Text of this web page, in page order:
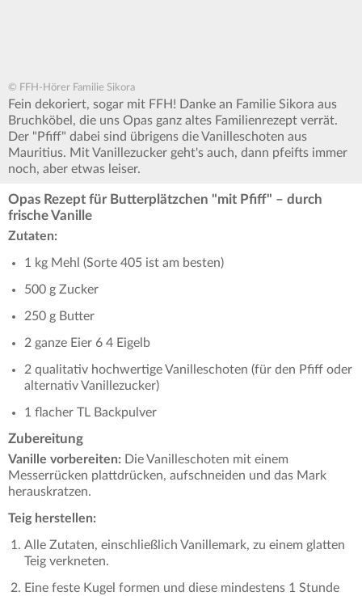
© FFH-Hörer Familie Sikora
Fein dekoriert, sogar mit FFH! Danke an Familie Sikora aus
Bruchköbel, die uns Opas ganz altes Familienrezept verrät.
Der "Pfiff" dabei sind übrigens die Vanilleschoten aus
Mauritius. Mit Vanillezucker geht's auch, dann pfeifts immer
noch, aber etwas leiser.
Opas Rezept für Butterplätzchen "mit Pfiff" – durch
frische Vanille
Zutaten:
1 kg Mehl (Sorte 405 ist am besten)
500 g Zucker
250 g Butter
2 ganze Eier 6 4 Eigelb
2 qualitativ hochwertige Vanilleschoten (für den Pfiff oder
alternativ Vanillezucker)
1 flacher TL Backpulver
Zubereitung
Vanille vorbereiten: Die Vanilleschoten mit einem
Messerrücken plattdrücken, aufschneiden und das Mark
herauskratzen.
Teig herstellen:
Alle Zutaten, einschließlich Vanillemark, zu einem glatten
Teig verkneten.
Eine feste Kugel formen und diese mindestens 1 Stunde